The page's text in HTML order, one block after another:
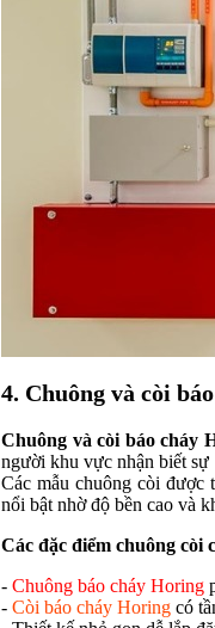
4. Chuông và còi
Chuông và còi báo cháy
người khu vực nhận biết
Các mẫu chuông còi được
nổi bật nhờ độ bền cao và
Các đặc điểm chuông còi
- Chuông báo cháy Horing
- Còi báo cháy Horing có